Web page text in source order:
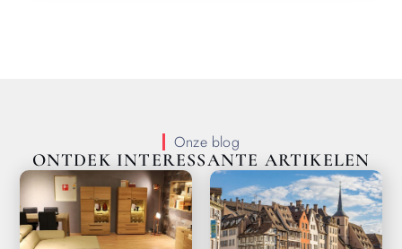
Onze blog
ONTDEK INTERESSANTE ARTIKELEN